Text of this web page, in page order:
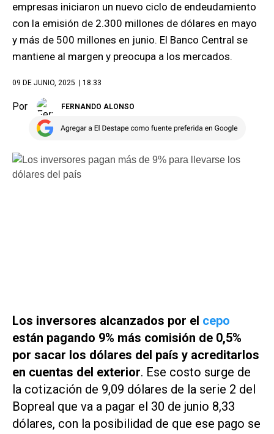
empresas iniciaron un nuevo ciclo de endeudamiento
con la emisión de 2.300 millones de dólares en mayo
y más de 500 millones en junio. El Banco Central se
mantiene al margen y preocupa a los mercados.
09 DE JUNIO, 2025 | 18.33
Por FERNANDO ALONSO
Los inversores alcanzados por el cepo
están pagando 9% más comisión de 0,5%
por sacar los dólares del país y acreditarlos
en cuentas del exterior. Ese costo surge de
la cotización de 9,09 dólares de la serie 2 del
Bopreal que va a pagar el 30 de junio 8,33
dólares, con la posibilidad de que ese pago se